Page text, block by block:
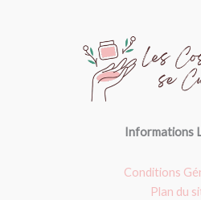
Informations
Conditions
Plan du